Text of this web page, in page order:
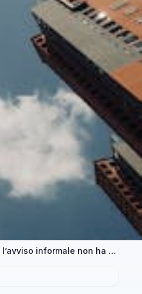
Ritardo in servizio comunicato via WhatsApp alla vicaria: per il Giudice l’avviso informale non ha valore e la sanzione per la docente resta valida — approfondimento e guida